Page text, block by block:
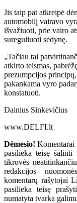
Jis taip pat atkreipė
automobilį vairavo
išvažiuoti, prie vairo
sureguliuoti sėdynę.
„Tačiau tai
atkirto teismas,
prezumpcijos
pakankama vyro
konstatuoti.
Dainius Sinkevičius
www.DELFI.lt
Dėmesio! Komentarai
pasilieka teisę šalinti
tikrovės
redakcijos
komentarų rašytojai
pasilieka teisę
numatyta tvarka